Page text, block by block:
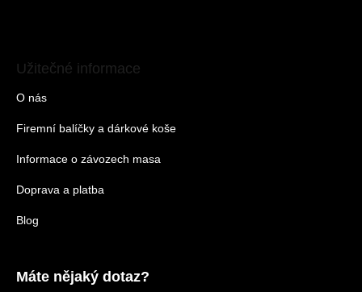
Užitečné informace
O nás
Firemní balíčky a dárkové koše
Informace o závozech masa
Doprava a platba
Blog
Máte nějaký dotaz?